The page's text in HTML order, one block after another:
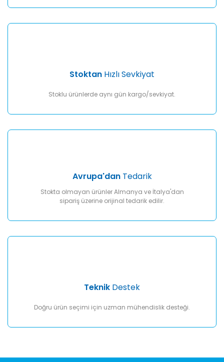
Stoktan Hızlı Sevkiyat
Stoklu ürünlerde aynı gün kargo/sevkiyat.
Avrupa'danTedarik
Stokta olmayan ürünler Almanya ve İtalya'dan
sipariş üzerine orijinal tedarik edilir.
Teknik Destek
Doğru ürün seçimi için uzman mühendislik desteği.